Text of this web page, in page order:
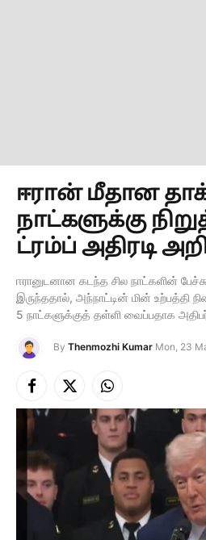
ஈரான் மீதான
நாட்களுக்கு
ட்ரம்ப் அதிரடி
ஈரானுடனான கடந்த சில நாட்களின்
இருந்ததால், அந்நாட்டின் மின் உற்பத்தி
5 நாட்களுக்குத் தள்ளி வைப்பதாக
By Thenmozhi Kumar Mon, 23
Facebook
X
(Twitter)
Instagram